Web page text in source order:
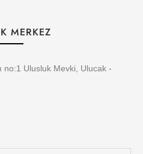
MERKEZ
no:1 Ulusluk Mevki, Ulucak -